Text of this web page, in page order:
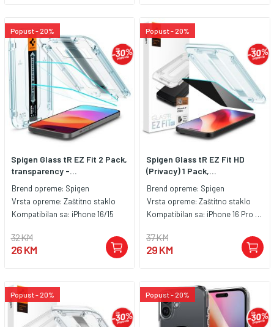
Popust - 20%
Spigen Glass tR EZ Fit 2 Pack,
transparency -...
Brend opreme: Spigen
Vrsta opreme: Zaštitno staklo
Kompatibilan sa: iPhone 16/15
32 KM
26 KM
Popust - 20%
Spigen Glass tR EZ Fit HD
(Privacy) 1 Pack,...
Brend opreme: Spigen
Vrsta opreme: Zaštitno staklo
Kompatibilan sa: iPhone 16 Pro Max
37 KM
29 KM
Popust - 20% Popust - 20%